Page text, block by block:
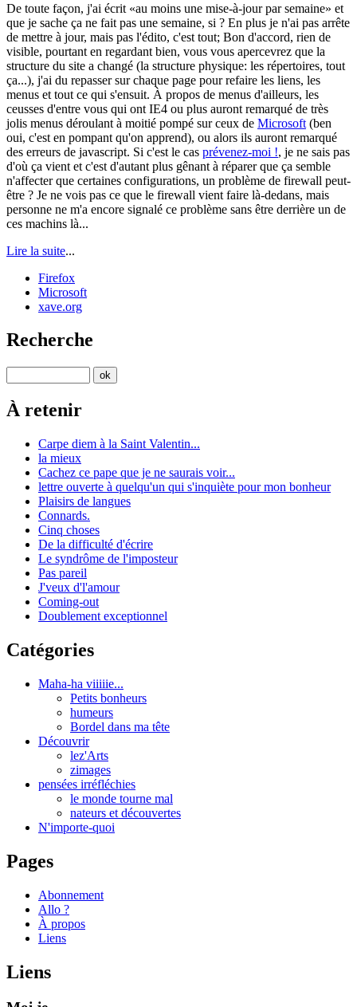
De toute façon, j'ai écrit
au moins une mise-à-jour par semaine
et
que je sache ça ne fait pas une semaine, si ? En plus je n'ai pas arrête
de mettre à jour, mais pas l'édito, c'est tout; Bon d'accord, rien de
visible, pourtant en regardant bien, vous vous apercevrez que la
structure du site a changé (la structure physique: les répertoires, tout
ça...), j'ai du repasser sur chaque page pour refaire les liens, les
menus et tout ce qui s'ensuit. À propos de menus d'ailleurs, les
ceusses d'entre vous qui ont IE4 ou plus auront remarqué de très
jolis menus déroulant à moitié pompé sur ceux de Microsoft (ben
oui, c'est en pompant qu'on apprend), ou alors ils auront remarqué
des erreurs de javascript. Si c'est le cas prévenez-moi !, je ne sais pas
d'où ça vient et c'est d'autant plus gênant à réparer que ça semble
n'affecter que certaines configurations, un problème de firewall peut-
être ? Je ne vois pas ce que le firewall vient faire là-dedans, mais
personne ne m'a encore signalé ce problème sans être derrière un de
ces machins là...
Lire la suite...
Firefox
Microsoft
xave.org
Recherche
À retenir
Carpe diem à la Saint Valentin...
la mieux
Cachez ce pape que je ne saurais voir...
lettre ouverte à quelqu'un qui s'inquiète pour mon bonheur
Plaisirs de langues
Connards.
Cinq choses
De la difficulté d'écrire
Le syndrôme de l'imposteur
Pas pareil
J'veux d'l'amour
Coming-out
Doublement exceptionnel
Catégories
Maha-ha viiiiie...
Petits bonheurs
humeurs
Bordel dans ma tête
Découvrir
lez'Arts
zimages
pensées irréfléchies
le monde tourne mal
nateurs et découvertes
N'importe-quoi
Pages
Abonnement
Allo ?
À propos
Liens
Liens